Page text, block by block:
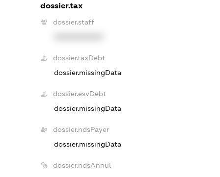
dossier.tax
dossier.staff
dossier.taxDebt
dossier.missingData
dossier.esvDebt
dossier.missingData
dossier.ndsPayer
dossier.missingData
dossier.ndsAnnul